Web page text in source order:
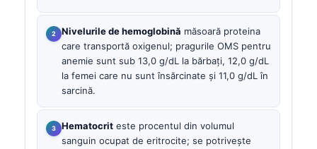
Nivelurile de hemoglobină măsoară proteina
care transportă oxigenul; pragurile OMS pentru
anemie sunt sub 13,0 g/dL la bărbați, 12,0 g/dL
la femei care nu sunt însărcinate și 11,0 g/dL în
sarcină.
Hematocrit este procentul din volumul
sanguin ocupat de eritrocite; se potrivește